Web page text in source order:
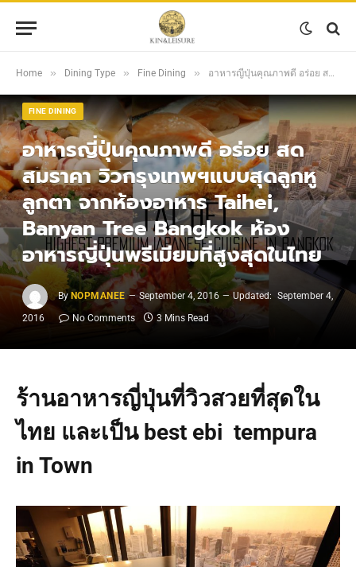
Home » Dining Type » Fine Dining » อาหารญี่ปุ่นคุณภาพดี อร่อย สด สมราคา วิวกรุงเทพฯแบบสุดลูกหูลูกตา จากห้องอาหาร Taihei, Banyan Tree Bangkok ห้องอาหารญี่ปุ่นพรีเมียมที่สูงสุดในไทย
FINE DINING
อาหารญี่ปุ่นคุณภาพดี อร่อย สด
สมราคา วิวกรุงเทพฯแบบสุดลูกหู
ลูกตา จากห้องอาหาร Taihei,
Banyan Tree Bangkok ห้อง
อาหารญี่ปุ่นพรีเมียมที่สูงสุดในไทย
By NOPMANEE September 4, 2016 Updated: September 4,
2016
No Comments 3 Mins Read
ร้านอาหารญี่ปุ่นที่วิวสวยที่สุดใน
ไทย และเป็น best ebi tempura
in Town